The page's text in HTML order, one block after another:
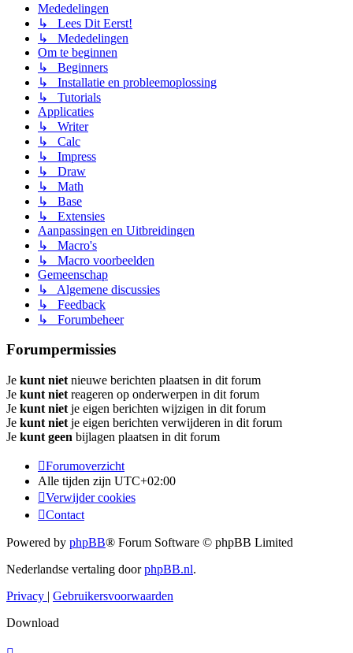
Mededelingen
↳ Lees Dit Eerst!
↳ Mededelingen
Om te beginnen
↳ Beginners
↳ Installatie en probleemoplossing
↳ Tutorials
Applicaties
↳ Writer
↳ Calc
↳ Impress
↳ Draw
↳ Math
↳ Base
↳ Extensies
Aanpassingen en Uitbreidingen
↳ Macro's
↳ Macro voorbeelden
Gemeenschap
↳ Algemene discussies
↳ Feedback
↳ Forumbeheer
Forumpermissies
Je kunt niet nieuwe berichten plaatsen in dit forum
Je kunt niet reageren op onderwerpen in dit forum
Je kunt niet je eigen berichten wijzigen in dit forum
Je kunt niet je eigen berichten verwijderen in dit forum
Je kunt geen bijlagen plaatsen in dit forum
Forumoverzicht
Alle tijden zijn UTC+02:00
Verwijder cookies
Contact
Powered by phpBB® Forum Software © phpBB Limited
Nederlandse vertaling doorphpBB.nl.
Privacy | Gebruikersvoorwaarden
Download